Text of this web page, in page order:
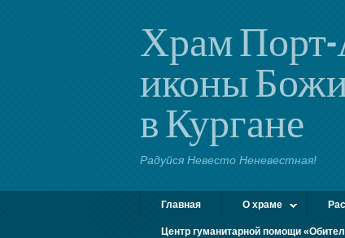
Храм
иконы
в Кургане
Радуйся Невесто Неневестная!
Главная О храме
Центр гуманитарной помощи